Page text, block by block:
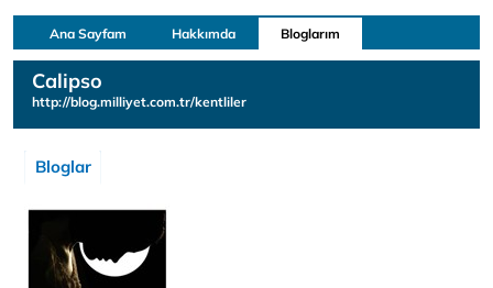
Ana Sayfam Hakkımda Bloglarım
Calipso
http://blog.milliyet.com.tr/kentliler
Bloglar